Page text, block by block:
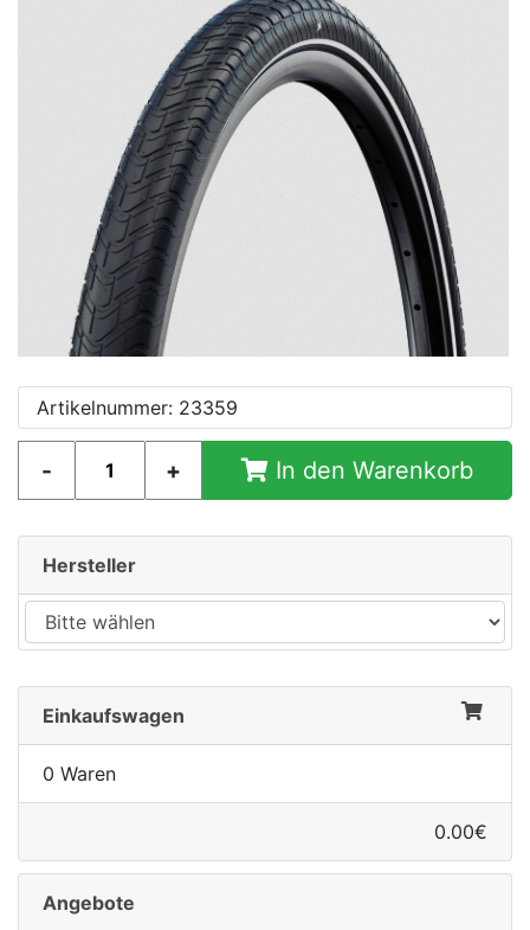
Artikelnummer: 23359
In den Warenkorb
Hersteller
Einkaufswagen
0 Waren
0.00€
Angebote